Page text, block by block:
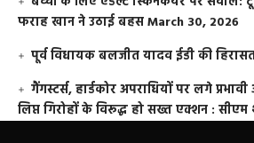
फराह खान ने उठाई बहसMarch 30, 2026
पूर्व विधायक बलजीत यादव ईडी की
गैंगस्टर्स, हार्डकोर अपराधियों पर लगे
लिप्त गिरोहों के विरूद्ध हो सख्त एक्शन : सीएम